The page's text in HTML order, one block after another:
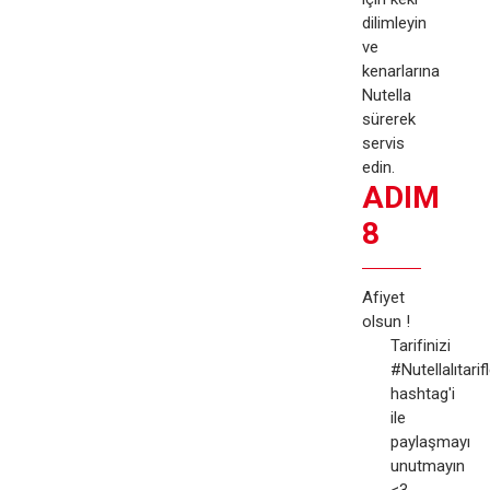
dilimleyin
ve
kenarlarına
Nutella
sürerek
servis
edin.
ADIM
8
Afiyet
olsun !
Tarifinizi
hashtag'i
ile
paylaşmayı
unutmayın